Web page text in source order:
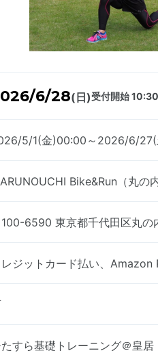
6/28(日)受付開始
5/1(金)00:00～2026/6/
Bike&Run（丸の
100-6590 東京都千代田区丸
レジットカード払い、Amazon
すら基礎トレーニング＠皇居